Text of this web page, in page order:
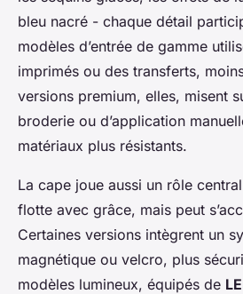
bleu nacré - chaque détail
modèles d’entrée de gamme
imprimés ou des transferts,
versions premium, elles, misent
broderie ou d’application
matériaux plus résistants.
La cape joue aussi un rôle
flotte avec grâce, mais peut
Certaines versions intègrent un
magnétique ou velcro, plus
modèles lumineux, équipés de